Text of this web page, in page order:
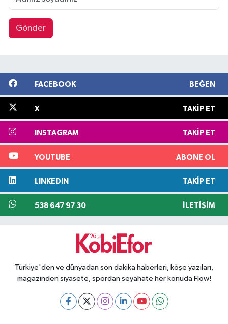
Gönder
FACEBOOK BEĞEN
X TAKIP ET
INSTAGRAM TAKIP ET
YOUTUBE ABONE OL
LINKEDIN TAKIP ET
538 647 97 30 İLETIŞIM
Türkiye'den ve dünyadan son dakika haberleri, köşe yazıları,
magazinden siyasete, spordan seyahate her konuda Flow!